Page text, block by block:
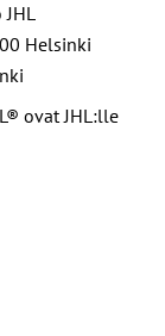
Helsinki
ovat JHL:lle